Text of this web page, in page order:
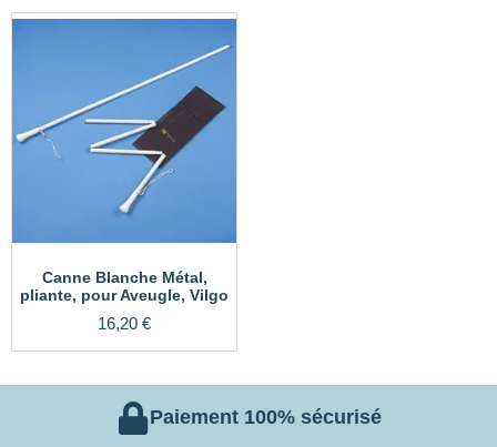
Canne Blanche Métal,
pliante, pour Aveugle, Vilgo
16,20 €
Paiement 100% sécurisé